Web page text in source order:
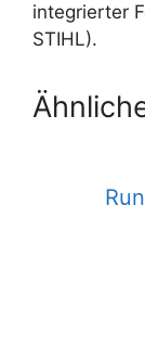
integrierter
STIHL).